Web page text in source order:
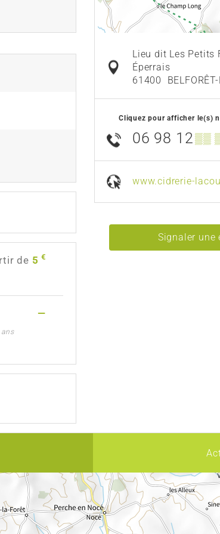
de 5 €
—
Lieu dit Les Petits
Éperrais
61400
Cliquez pour afficher le(s)
06 98 12 ▒▒
www.cidrerie-
Signaler une